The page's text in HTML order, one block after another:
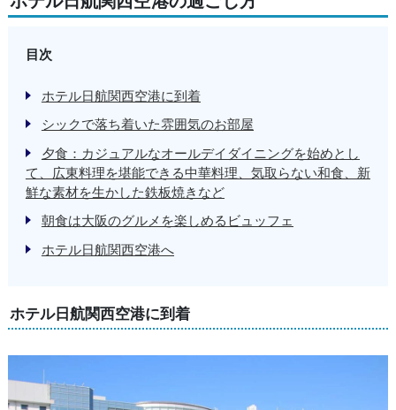
目次
ホテル日航関西空港に到着
シックで落ち着いた雰囲気のお部屋
夕食：カジュアルなオールデイダイニングを始めとし
て、広東料理を堪能できる中華料理、気取らない和食、新
鮮な素材を生かした鉄板焼きなど
朝食は大阪のグルメを楽しめるビュッフェ
ホテル日航関西空港へ
ホテル日航関西空港に到着